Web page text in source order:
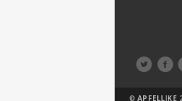
 
©APFELLIKE